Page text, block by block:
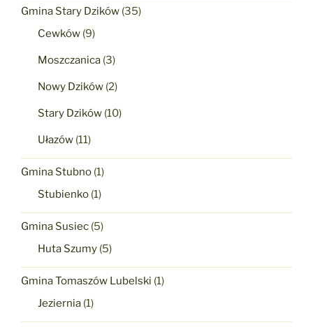
Gmina Stary Dzików (35)
Cewków (9)
Moszczanica (3)
Nowy Dzików (2)
Stary Dzików (10)
Ułazów (11)
Gmina Stubno (1)
Stubienko (1)
Gmina Susiec (5)
Huta Szumy (5)
Gmina Tomaszów Lubelski (1)
Jeziernia (1)